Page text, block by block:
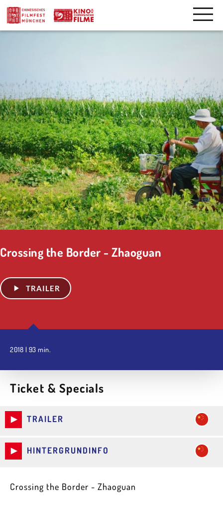
Crossing the Border - Zhaoguan
TRAILER
2018 | 93 min.
Ticket & Specials
TRAILER
HINTERGRUNDINFO
Crossing the Border - Zhaoguan